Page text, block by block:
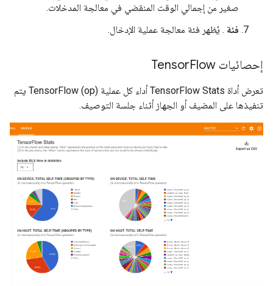
صغير من إجمالي الوقت المنقضي في معالجة المدخلات.
فئة . يُظهر فئة معالجة عملية الإدخال.
إحصائيات Tensor Flow
تعرض أداة TensorFlow Stats أداء كل عملية TensorFlow (op) يتم
تنفيذها على المضيف أو الجهاز أثناء جلسة التوصيف.